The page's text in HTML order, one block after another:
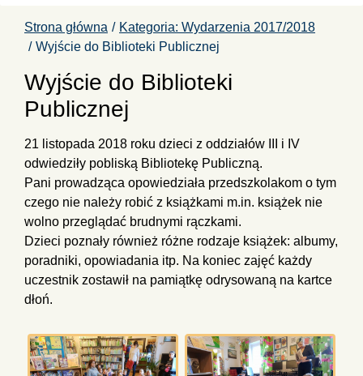
Strona główna
Kategoria: Wydarzenia 2017/2018
Wyjście do Biblioteki Publicznej
Wyjście do Biblioteki
Publicznej
21 listopada 2018 roku dzieci z oddziałów III i IV
odwiedziły pobliską Bibliotekę Publiczną.
Pani prowadząca opowiedziała przedszkolakom o tym
czego nie należy robić z książkami m.in. książek nie
wolno przeglądać brudnymi rączkami.
Dzieci poznały również różne rodzaje książek: albumy,
poradniki, opowiadania itp. Na koniec zajęć każdy
uczestnik zostawił na pamiątkę odrysowaną na kartce
dłoń.